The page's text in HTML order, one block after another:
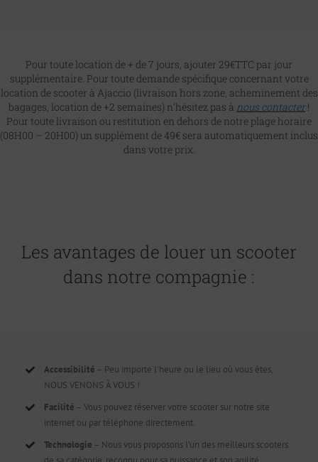
Pour toute location de + de 7 jours, ajouter 29€TTC par jour
supplémentaire. Pour toute demande spécifique concernant votre
location de scooter à Ajaccio (livraison hors zone, acheminement des
bagages, location de +2 semaines) n’hésitez pas à nous contacter!
Pour toute livraison ou restitution en dehors de notre plage horaire
(08H00 – 20H00) un supplément de 49€ sera automatiquement inclus
dans votre prix.
Les avantages de louer un scooter
dans notre compagnie :
Accessibilité – Peu importe l’heure ou le lieu où vous êtes,
NOUS VENONS À VOUS !
Facilité – Vous pouvez réserver votre scooter sur notre site
internet ou par téléphone directement.
Technologie – Nous vous proposons l’un des meilleurs scooters